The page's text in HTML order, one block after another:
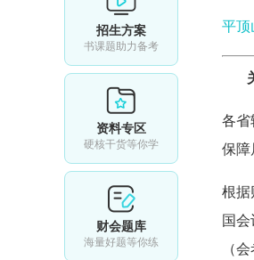
招生方案
书课题助力备考
资料专区
硬核干货等你学
财会题库
海量好题等你练
平顶
各省
保障
根据
国
（